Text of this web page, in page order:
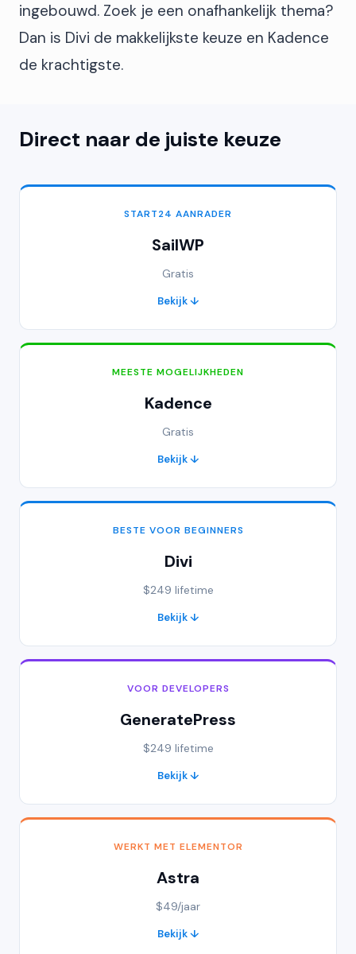
ingebouwd. Zoek je een onafhankelijk thema?
Dan is Divi de makkelijkste keuze en Kadence
de krachtigste.
Direct naar de juiste keuze
START24 AANRADER
SailWP
Gratis
Bekijk ↓
MEESTE MOGELIJKHEDEN
Kadence
Gratis
Bekijk ↓
BESTE VOOR BEGINNERS
Divi
$249 lifetime
Bekijk ↓
VOOR DEVELOPERS
GeneratePress
$249 lifetime
Bekijk ↓
WERKT MET ELEMENTOR
Astra
$49/jaar
Bekijk ↓